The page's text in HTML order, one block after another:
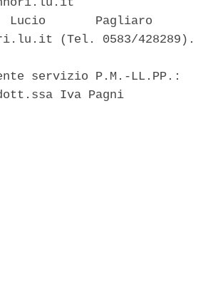
Lucio       Pagliaro
(Tel. 0583/428289).
servizio P.M.-LL.PP.:
Iva Pagni